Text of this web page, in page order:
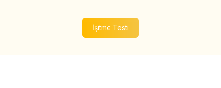
İşitme Testi